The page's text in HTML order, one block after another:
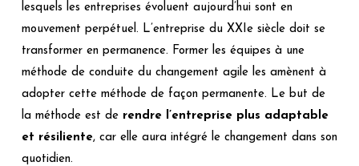
lesquels les entreprises évoluent aujourd’hui sont en
mouvement perpétuel. L’entreprise du XXIe siècle doit se
transformer en permanence. Former les équipes à une
méthode de conduite du changement agile les amènent à
adopter cette méthode de façon permanente. Le but de
la méthode est de rendre l’entreprise plus adaptable
et résiliente, car elle aura intégré le changement dans son
quotidien.